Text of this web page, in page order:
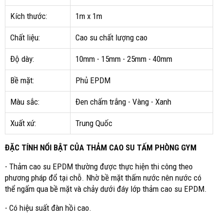
Kích thước: 1m x 1m
Chất liệu: Cao su chất lượng cao
Độ dày: 10mm - 15mm - 25mm - 40mm
Bề mặt: Phủ EPDM
Màu sắc: Đen chấm trắng - Vàng - Xanh
Xuất xứ: Trung Quốc
ĐẶC TÍNH NỔI BẬT CỦA THẢM CAO SU TẤM PHÒNG GYM
- Thảm cao su EPDM thường được thực hiện thi công theo
phương pháp đổ tại chỗ. Nhờ bề mặt thấm nước nên nước có
thể ngấm qua bề mặt và chảy dưới đáy lớp thảm cao su EPDM.
- Có hiệu suất đàn hồi cao.